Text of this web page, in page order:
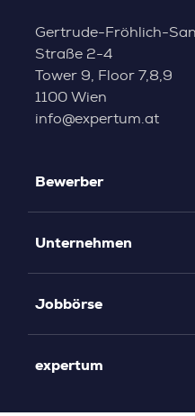
Gertrude-Fröhlich-
Straße 2-4
Tower 9, Floor 7,8,9
1100 Wien
info@expertum.at
Bewerber
Unternehmen
Jobbörse
expertum